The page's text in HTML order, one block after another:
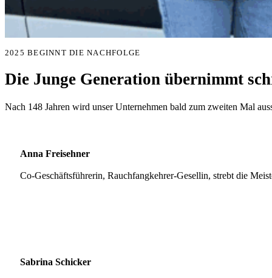
2025 BEGINNT DIE NACHFOLGE
Die Junge Generation übernimmt
Nach 148 Jahren wird unser Unternehmen bald zum zweiten Mal
Anna Freisehner
Co-Geschäftsführerin, Rauchfangkehrer-Gesellin, strebt die
Sabrina Schicker